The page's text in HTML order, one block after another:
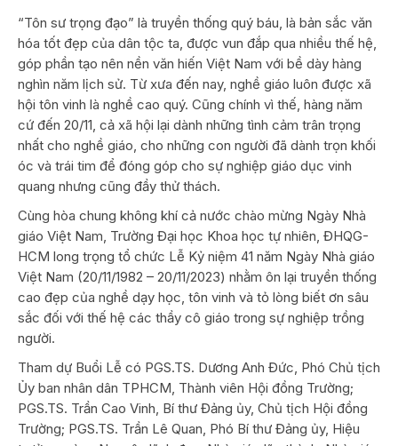
“Tôn sư trọng đạo” là truyền thống quý báu, là bản sắc văn
hóa tốt đẹp của dân tộc ta, được vun đắp qua nhiều thế hệ,
góp phần tạo nên nền văn hiến Việt Nam với bề dày hàng
nghìn năm lịch sử. Từ xưa đến nay, nghề giáo luôn được xã
hội tôn vinh là nghề cao quý. Cũng chính vì thế, hàng năm
cứ đến 20/11, cả xã hội lại dành những tình cảm trân trọng
nhất cho nghề giáo, cho những con người đã dành trọn khối
óc và trái tim để đóng góp cho sự nghiệp giáo dục vinh
quang nhưng cũng đầy thử thách.
Cùng hòa chung không khí cả nước chào mừng Ngày Nhà
giáo Việt Nam, Trường Đại học Khoa học tự nhiên, ĐHQG-
HCM long trọng tổ chức Lễ Kỷ niệm 41 năm Ngày Nhà giáo
Việt Nam (20/11/1982 – 20/11/2023) nhằm ôn lại truyền thống
cao đẹp của nghề dạy học, tôn vinh và tỏ lòng biết ơn sâu
sắc đối với thế hệ các thầy cô giáo trong sự nghiệp trồng
người.
Tham dự Buổi Lễ có PGS.TS. Dương Anh Đức, Phó Chủ tịch
Ủy ban nhân dân TPHCM, Thành viên Hội đồng Trường;
PGS.TS. Trần Cao Vinh, Bí thư Đảng ủy, Chủ tịch Hội đồng
Trường; PGS.TS. Trần Lê Quan, Phó Bí thư Đảng ủy, Hiệu